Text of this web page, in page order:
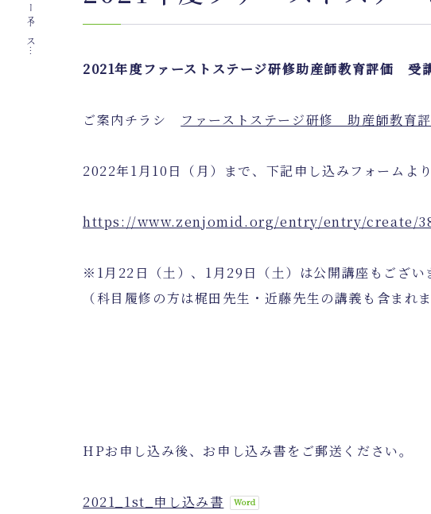
2
0
2
1
年
度
フ
ァ
ー
ス
ト
ス
テ
ー
ジ
研
修
助
産
師
教
育
評 2021年度ファーストステージ研修助産師教育評価 受
ご案内チラシ ファーストステージ研修 助産師教育
2022年1月10日（月）まで、下記申し込みフォームよ
https://www.zenjomid.org/entry/entry/create/
※1月22日（土）、1月29日（土）は公開講座もござ
（科目履修の方は梶田先生・近藤先生の講義も含まれま
HPお申し込み後、お申し込み書をご郵送ください。
2021_1st_申し込み書